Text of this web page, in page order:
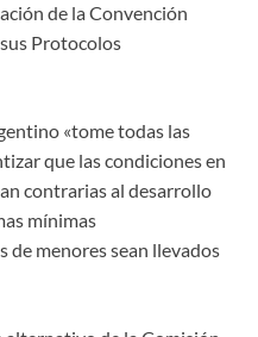
de la Convención
Protocolos
«tome todas las
que las condiciones en
contrarias al desarrollo
mínimas
de menores sean llevados